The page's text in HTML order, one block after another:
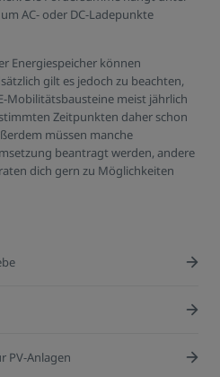
AC- oder DC-Ladepunkte
Energiespeicher können
gilt es jedoch zu beachten,
Mobilitätsbausteine meist jährlich
Zeitpunkten daher schon
müssen manche
beantragt werden, andere
dich gern zu Möglichkeiten
PV-Anlagen